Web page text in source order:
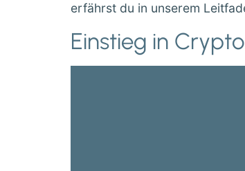
erfährst du in unserem
Einstieg in